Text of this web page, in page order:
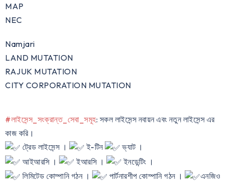
MAP
NEC
Namjari
LAND MUTATION
RAJUK MUTATION
CITY CORPORATION MUTATION
#লাইসেন্স_সংক্রান্ত_সেবা_সমূহ: সকল লাইসেন্স নবায়ন এবং নতুন লাইসেন্স এর
কাজ করি।
ট্রেড লাইসেন্স ।
ই-টিন
ভ্যাট ।
আইআরসি ।
ইআরসি ।
ইনডেন্টিং ।
লিমিটেড কোম্পানি গঠন ।
পার্টনারশীপ কোম্পানি গঠন ।
এনজিও